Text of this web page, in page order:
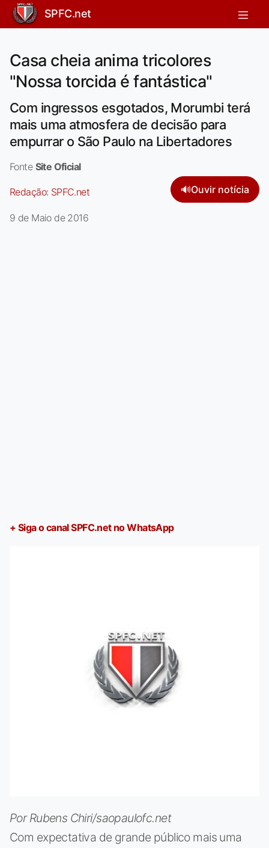
SPFC.net
Casa cheia anima tricolores
"Nossa torcida é fantástica"
Com ingressos esgotados, Morumbi terá
mais uma atmosfera de decisão para
empurrar o São Paulo na Libertadores
Fonte Site Oficial
Redação: SPFC.net 🔊Ouvir notícia
9 de Maio de 2016
+ Siga o canal SPFC.net no WhatsApp
Por Rubens Chiri/saopaulofc.net
Com expectativa de grande público mais uma